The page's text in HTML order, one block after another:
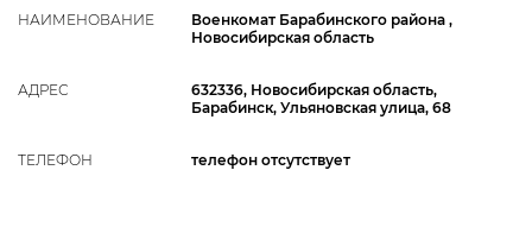
НАИМЕНОВАНИЕ
Военкомат Барабинского района ,
Новосибирская область
АДРЕС
632336, Новосибирская область,
Барабинск, Ульяновская улица, 68
ТЕЛЕФОН телефон отсутствует